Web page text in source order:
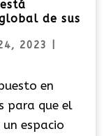
de sus
2023
en
para que el
espacio